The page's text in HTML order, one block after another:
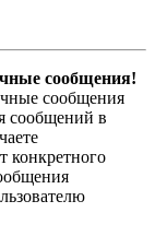
сообщения!
сообщения
сообщений в
конкретного